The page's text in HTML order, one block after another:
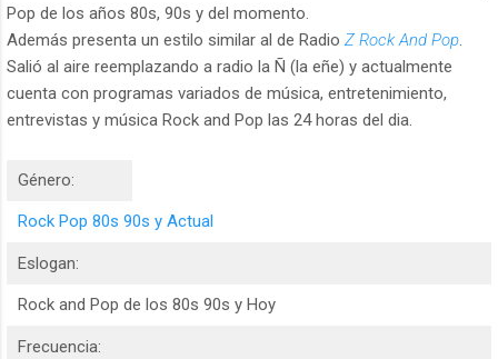
Pop de los años 80s, 90s y del momento.
Además presenta un estilo similar al de Radio Z Rock And Pop.
Salió al aire reemplazando a radio la Ñ (la eñe) y actualmente
cuenta con programas variados de música, entretenimiento,
entrevistas y música Rock and Pop las 24 horas del dia.
Género:
Rock Pop 80s 90s y Actual
Eslogan:
Rock and Pop de los 80s 90s y Hoy
Frecuencia: